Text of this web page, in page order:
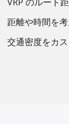
距離や時間を
交通密度をカ